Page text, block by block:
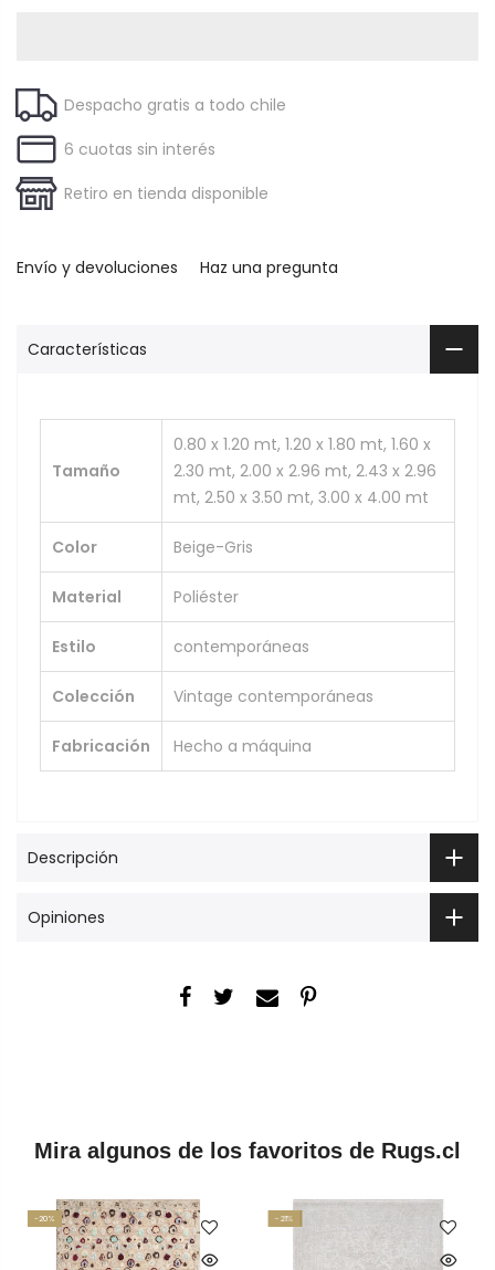
Despacho gratis a todo chile
6 cuotas sin interés
Retiro en tienda disponible
Envío y devoluciones Haz una pregunta
Características
Tamaño
0.80 x 1.20 mt, 1.20 x 1.80 mt, 1.60 x
2.30 mt, 2.00 x 2.96 mt, 2.43 x 2.96
mt, 2.50 x 3.50 mt, 3.00 x 4.00 mt
Color Beige-Gris
Material Poliéster
Estilo contemporáneas
Colección Vintage contemporáneas
Fabricación Hecho a máquina
Descripción
Opiniones
Mira algunos de los favoritos de Rugs.cl
-20% -21%